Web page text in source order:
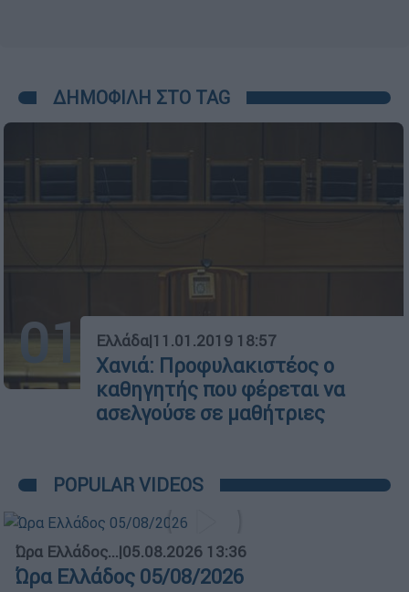
ΔΗΜΟΦΙΛΗ ΣΤΟ TAG
01 Ελλάδα|11.01.2019 18:57
Χανιά: Προφυλακιστέος ο
καθηγητής που φέρεται να
ασελγούσε σε μαθήτριες
POPULAR VIDEOS
Ώρα Ελλάδος...|05.08.2026 13:36
Ώρα Ελλάδος 05/08/2026